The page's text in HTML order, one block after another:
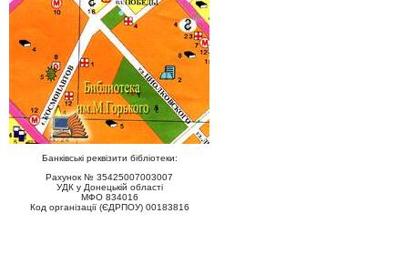
Банківські реквізити бібліотеки:
Рахунок № 35425007003007
УДК у Донецькій області
МФО 834016
Код організації (ЄДРПОУ) 00183816